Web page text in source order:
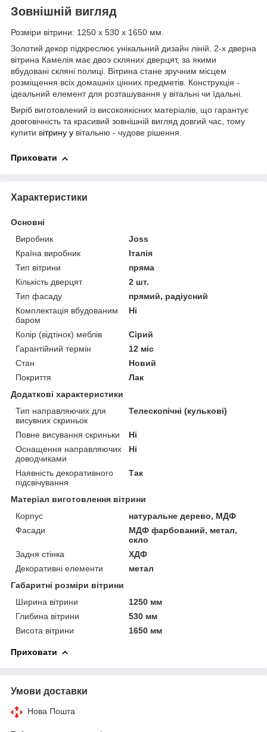
Зовнішній вигляд
Розміри вітрини: 1250 х 530 х 1650 мм.
Золотий декор підкреслює унікальний дизайн ліній. 2-х дверна
вітрина Камелія має двоэ скляних дверцят, за якими
вбудовані скляні полиці. Вітрина стане зручним місцем
розміщення всіх домашніх цінних предметів. Конструкція -
ідеальний елемент для розташування у вітальні чи їдальні.
Виріб виготовлений із високоякісних матеріалів, що гарантує
довговічність та красивий зовнішній вигляд довгий час, тому
купити вітрину у вітальню - чудове рішення.
Приховати
Характеристики
Основні
Виробник
Joss
Країна виробник
Італія
Тип вітрини
пряма
Кількість дверцят
2 шт.
Тип фасаду
прямий, радіусний
Комплектація вбудованим
баром
Ні
Колір (відтінок) меблів
Сірий
Гарантійний термін
12 міс
Стан
Новий
Покриття
Лак
Додаткові характеристики
Тип направляючих для
висувних скриньок
Телескопічні (кулькові)
Повне висування скриньки
Ні
Оснащення направляючих
доводчиками
Ні
Наявність декоративного
підсвічування
Так
Матеріал виготовлення вітрини
Корпус
натуральне дерево, МДФ
Фасади
МДФ фарбований, метал,
скло
Задня стінка
ХДФ
Декоративні елементи
метал
Габаритні розміри вітрини
Ширина вітрини
1250 мм
Глибина вітрини
530 мм
Висота вітрини
1650 мм
Приховати
Умови доставки
Нова Пошта